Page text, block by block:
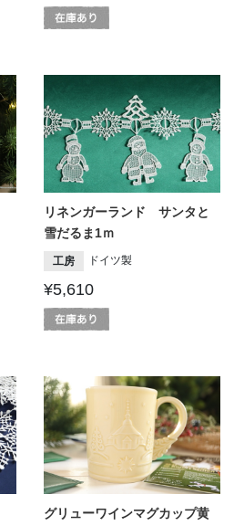
リネンガーランド サンタと
雪だるま1ｍ
工房 ドイツ製
¥5,610
グリューワインマグカップ黄